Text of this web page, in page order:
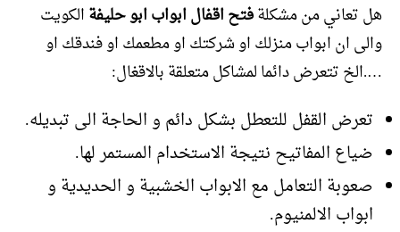
هل تعاني من مشكلةفتح اقفال ابواب ابو حليفةالكويت
والى ان ابواب منزلك او شركتك او مطعمك او فندقك او
….الخ تتعرض دائما لمشاكل متعلقة بالاقغال:
تعرض القفل للتعطل بشكل دائم و الحاجة الى تبديله.
ضياع المفاتيح نتيجة الاستخدام المستمر لها.
صعوبة التعامل مع الابواب الخشبية و الحديدية و
ابواب الالمنيوم.